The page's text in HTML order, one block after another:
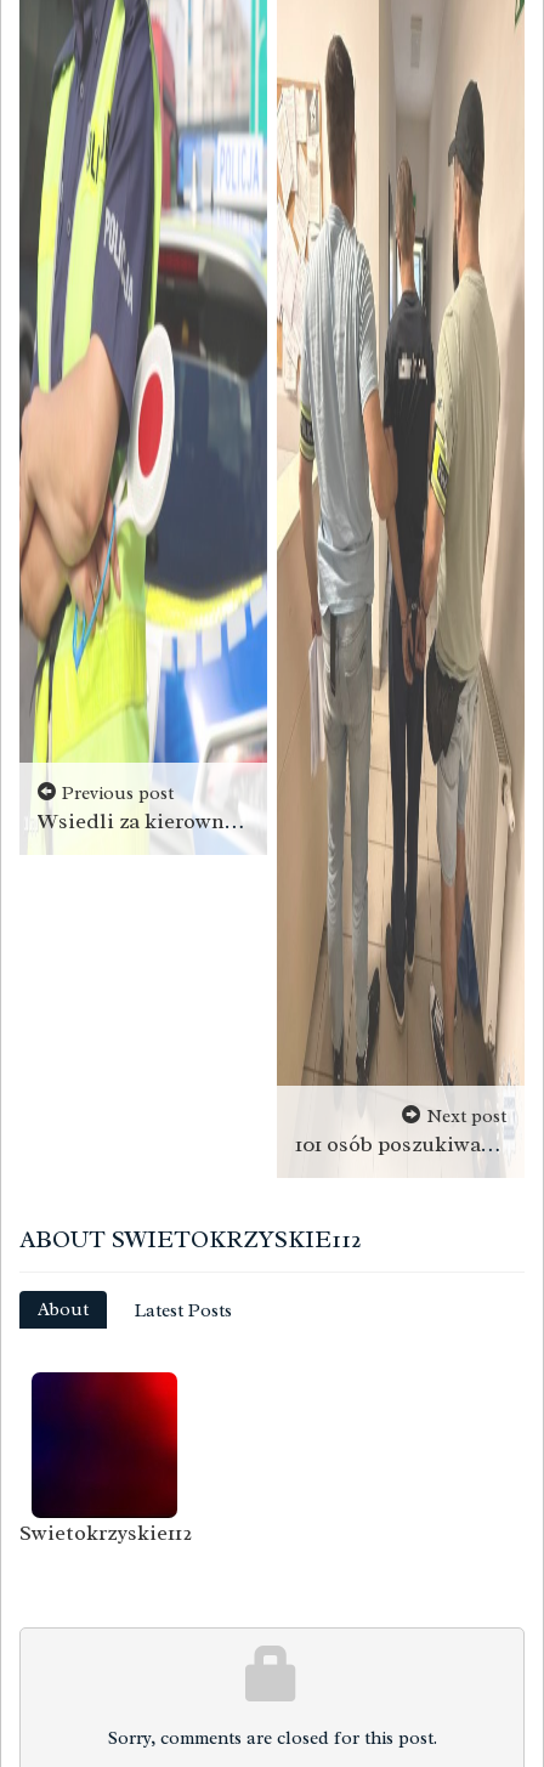
Previous post
Wsiedli za kierownicę pod wpływem alkoholu
Next post
101 osób poszukiwanych listami gończymi zatrzymanych
ABOUT SWIETOKRZYSKIE112
About Latest Posts
Swietokrzyskie112
Sorry, comments are closed for this post.